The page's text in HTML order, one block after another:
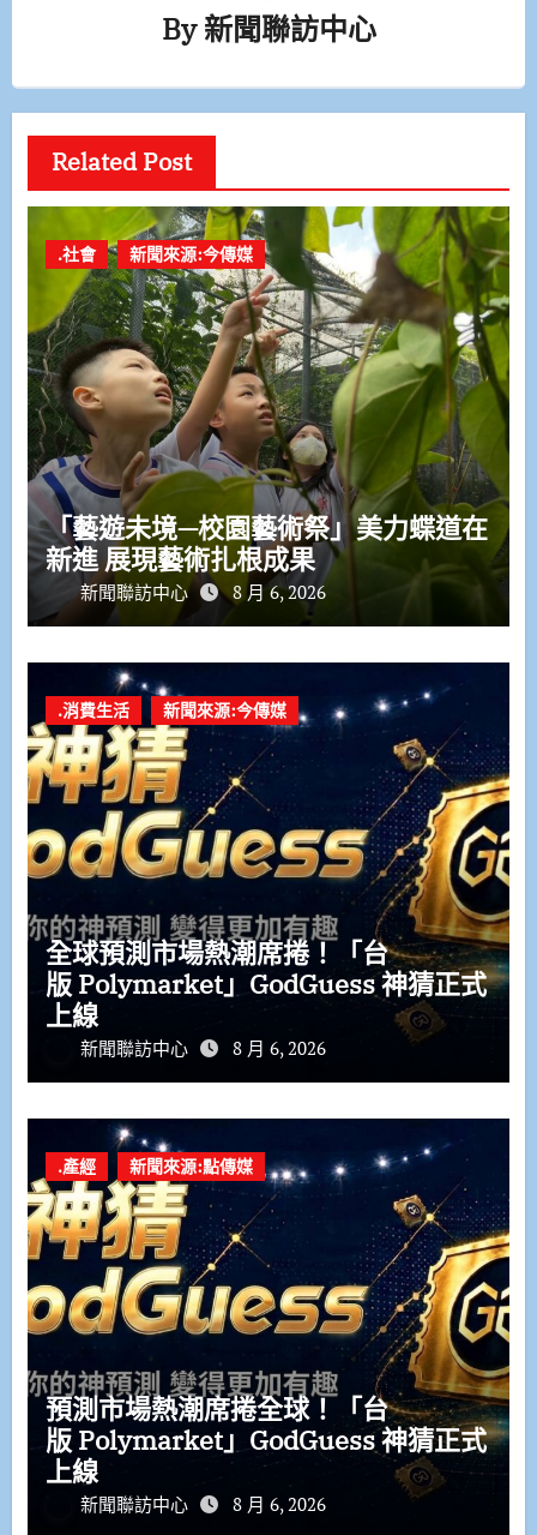
By新聞聯訪中心
Related Post
.社會 新聞來源:今傳媒
「藝遊未境—校園藝術祭」美力蝶道在
新進 展現藝術扎根成果
新聞聯訪中心 8 月 6, 2026
.消費生活 新聞來源:今傳媒
全球預測市場熱潮席捲！「台
版 Polymarket」GodGuess 神猜正式
上線
新聞聯訪中心 8 月 6, 2026
.產經 新聞來源:點傳媒
預測市場熱潮席捲全球！「台
版 Polymarket」GodGuess 神猜正式
上線
新聞聯訪中心 8 月 6, 2026